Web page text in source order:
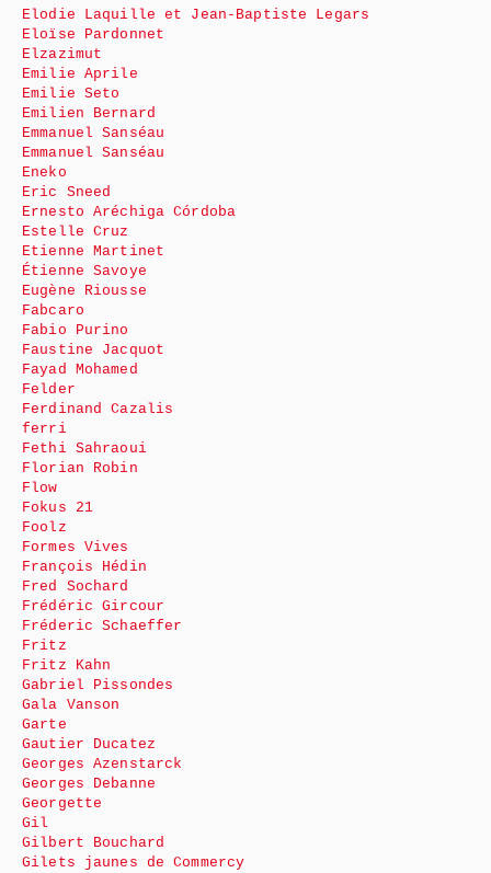
Elodie Laquille et Jean-Baptiste Legars
Eloïse Pardonnet
Elzazimut
Emilie Aprile
Emilie Seto
Emilien Bernard
Emmanuel Sanséau
Emmanuel Sanséau
Eneko
Eric Sneed
Ernesto Aréchiga Córdoba
Estelle Cruz
Etienne Martinet
Étienne Savoye
Eugène Riousse
Fabcaro
Fabio Purino
Faustine Jacquot
Fayad Mohamed
Felder
Ferdinand Cazalis
ferri
Fethi Sahraoui
Florian Robin
Flow
Fokus 21
Foolz
Formes Vives
François Hédin
Fred Sochard
Frédéric Gircour
Fréderic Schaeffer
Fritz
Fritz Kahn
Gabriel Pissondes
Gala Vanson
Garte
Gautier Ducatez
Georges Azenstarck
Georges Debanne
Georgette
Gil
Gilbert Bouchard
Gilets jaunes de Commercy